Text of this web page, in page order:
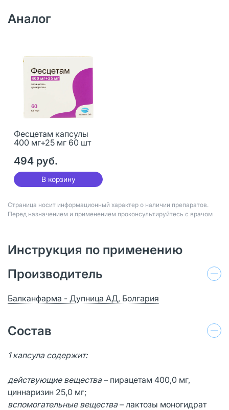
Аналог
Фесцетам капсулы
400 мг+25 мг 60 шт
494 руб.
В корзину
Страница носит информационный характер о наличии препаратов.
Перед назначением и применением проконсультируйтесь с врачом
Инструкция по применению
Производитель
Балканфарма - Дупница АД, Болгария
Состав
1 капсула содержит:
действующие вещества– пирацетам 400,0 мг,
циннаризин 25,0 мг;
вспомогательные вещества– лактозы моногидрат